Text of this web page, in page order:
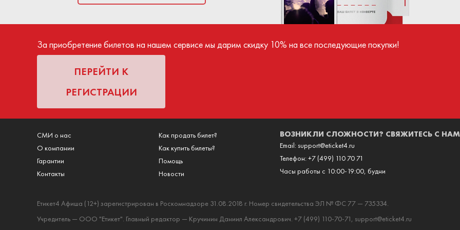
билета. Средства поступают продавцу только после успешного
За приобретение билетов на нашем сервисе мы дарим скидку 10% на все последующие покупки!
ПЕРЕЙТИ К
РЕГИСТРАЦИИ
СМИ о нас
О компании
Гарантии
Контакты
Как продать билет?
Как купить билеты?
Помощь
Новости
ВОЗНИКЛИ СЛОЖНОСТИ? СВЯЖИТЕСЬ С
Email:support@eticket4.ru
Телефон:+7 (499) 110 70 71
Часы работы с 10:00-19:00, будни
Етикет4 Афиша (12+) зарегистрирован в Роскомнадзоре 31.08.2018 г. Номер свидетельства ЭЛ № ФС 77 — 735334.
Учредитель — ООО "Етикет". Главный редактор — Кручинин Даниил Александрович. +7 (499) 110-70-71, support@eticket4.ru